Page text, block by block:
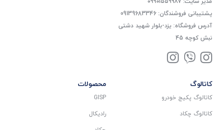
پشتیبانی فروشندگان: 09139683346
آدرس فروشگاه: یزد-بلوار شهید دشتی
نبش کوچه 45
کاتالوگ
کاتالوگ پکیج خودرو
کاتالوگ چکاد
محصولات
GISP
رادیکال